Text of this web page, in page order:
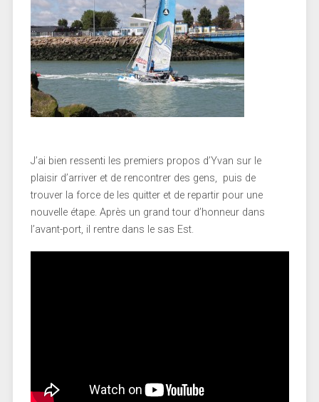
J’ai bien ressenti les premiers propos d’Yvan sur le
plaisir d’arriver et de rencontrer des gens, puis de
trouver la force de les quitter et de repartir pour une
nouvelle étape. Après un grand tour d’honneur dans
l’avant-port, il rentre dans le sas Est.